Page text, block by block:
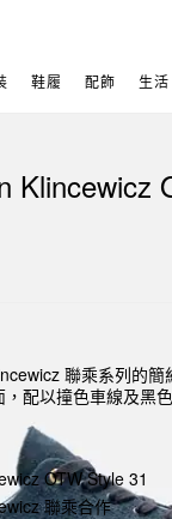
鞋履 配飾 生活
Klincewicz
聯乘系列的簡
配以撞色車線及黑
OTW Style 31
聯乘合作